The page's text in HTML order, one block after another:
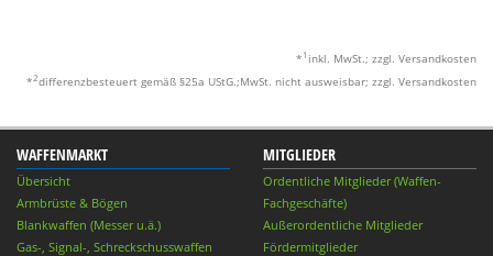
* 1 inkl. MwSt.; zzgl. Versandkosten
*2differenzbesteuert gemäß §25a UStG.;MwSt. nicht ausweisbar; zzgl. Versandkosten
WAFFENMARKT
Übersicht
Armbrüste & Bögen
Blankwaffen (Messer u.ä.)
Gas-, Signal-, Schreckschusswaffen
MITGLIEDER
Ordentliche Mitglieder (Waffen-
Fachgeschäfte)
Außerordentliche Mitglieder
Fördermitglieder